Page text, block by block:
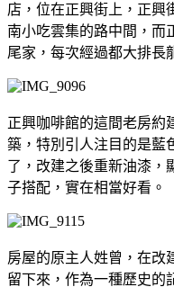
店，位在正興街上，正興
南小吃雲集的路中間，而
尾家，每次經過都大排長
正興咖啡館的這間老房約
築，特別引人注目的是藍
了，改建之後重新油漆，
子搭配，實在相當好看。
房屋的原主人姓曾，在改
留下來，作為一種歷史的